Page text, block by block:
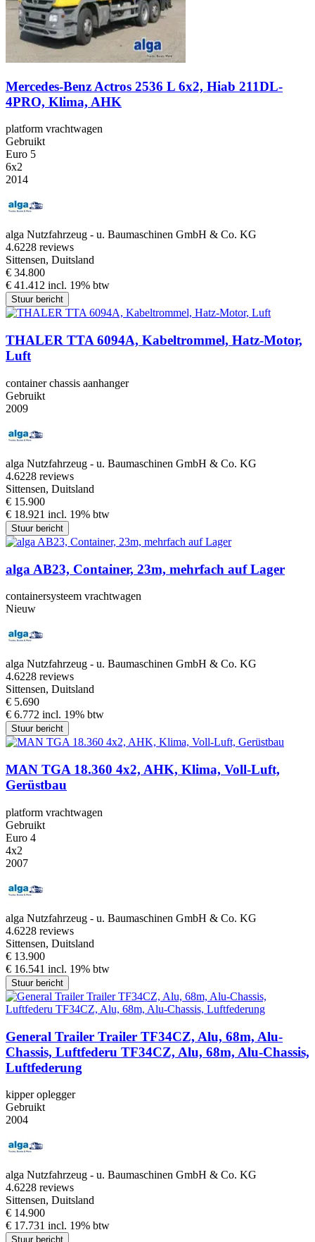
Mercedes-Benz Actros 2536 L 6x2, Hiab 211DL-
4PRO, Klima, AHK
platform vrachtwagen
Gebruikt
Euro 5
6x2
2014
alga Nutzfahrzeug - u. Baumaschinen GmbH & Co. KG
4.6228 reviews
Sittensen, Duitsland
€ 34.800
€ 41.412 incl. 19% btw
Stuur bericht
THALER TTA 6094A, Kabeltrommel, Hatz-Motor,
Luft
container chassis aanhanger
Gebruikt
2009
alga Nutzfahrzeug - u. Baumaschinen GmbH & Co. KG
4.6228 reviews
Sittensen, Duitsland
€ 15.900
€ 18.921 incl. 19% btw
Stuur bericht
alga AB23, Container, 23m, mehrfach auf Lager
containersysteem vrachtwagen
Nieuw
alga Nutzfahrzeug - u. Baumaschinen GmbH & Co. KG
4.6228 reviews
Sittensen, Duitsland
€ 5.690
€ 6.772 incl. 19% btw
Stuur bericht
MAN TGA 18.360 4x2, AHK, Klima, Voll-Luft,
Gerüstbau
platform vrachtwagen
Gebruikt
Euro 4
4x2
2007
alga Nutzfahrzeug - u. Baumaschinen GmbH & Co. KG
4.6228 reviews
Sittensen, Duitsland
€ 13.900
€ 16.541 incl. 19% btw
Stuur bericht
General Trailer Trailer TF34CZ, Alu, 68m, Alu-
Chassis, Luftfederu TF34CZ, Alu, 68m, Alu-Chassis,
Luftfederung
kipper oplegger
Gebruikt
2004
alga Nutzfahrzeug - u. Baumaschinen GmbH & Co. KG
4.6228 reviews
Sittensen, Duitsland
€ 14.900
€ 17.731 incl. 19% btw
Stuur bericht